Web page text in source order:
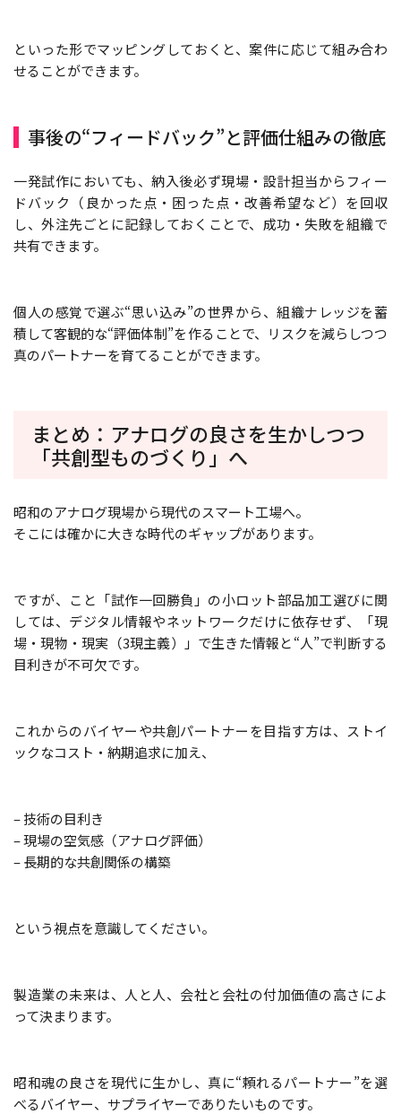
といった形でマッピングしておくと、案件に応じて組み合わ
せることができます。
事後の“フィードバック”と評価仕組みの徹底
一発試作においても、納入後必ず現場・設計担当からフィー
ドバック（良かった点・困った点・改善希望など）を回収
し、外注先ごとに記録しておくことで、成功・失敗を組織で
共有できます。
個人の感覚で選ぶ“思い込み”の世界から、組織ナレッジを蓄
積して客観的な“評価体制”を作ることで、リスクを減らしつつ
真のパートナーを育てることができます。
まとめ：アナログの良さを生かしつつ
「共創型ものづくり」へ
昭和のアナログ現場から現代のスマート工場へ。
そこには確かに大きな時代のギャップがあります。
ですが、こと「試作一回勝負」の小ロット部品加工選びに関
しては、デジタル情報やネットワークだけに依存せず、「現
場・現物・現実（3現主義）」で生きた情報と“人”で判断する
目利きが不可欠です。
これからのバイヤーや共創パートナーを目指す方は、ストイ
ックなコスト・納期追求に加え、
– 技術の目利き
– 現場の空気感（アナログ評価）
– 長期的な共創関係の構築
という視点を意識してください。
製造業の未来は、人と人、会社と会社の付加価値の高さによ
って決まります。
昭和魂の良さを現代に生かし、真に“頼れるパートナー”を選
べるバイヤー、サプライヤーでありたいものです。